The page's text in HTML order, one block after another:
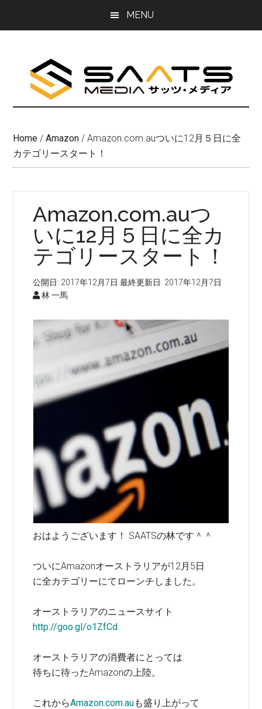
MENU
Home / Amazon / Amazon.com.auついに12月５日に全
カテゴリースタート！
Amazon.com.auつ
いに12月５日に全カ
テゴリースタート！
公開日: 2017年12月7日 最終更新日: 2017年12月7日
林 一馬
おはようございます！ SAATSの林です＾＾
ついにAmazonオーストラリアが12月5日
に全カテゴリーにてローンチしました。
オーストラリアのニュースサイト
http://goo.gl/o1ZfCd
オーストラリアの消費者にとっては
待ちに待ったAmazonの上陸。
これからAmazon.com.auも盛り上がって